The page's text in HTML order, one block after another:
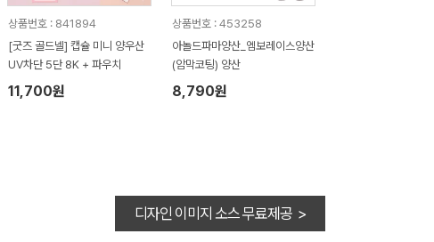
상품번호 : 841894
[굿즈 골드넬] 캡슐 미니 양우산
UV차단 5단 8K + 파우치
11,700원
상품번호 : 453258
아놀드파마양산_엠보레이스양산
(암막코팅) 양산
8,790원
디자인 이미지 소스 무료제공 >